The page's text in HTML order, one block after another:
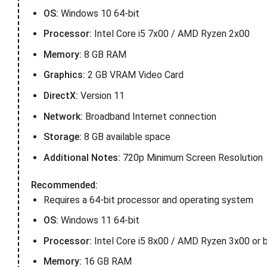
OS: Windows 10 64-bit
Processor: Intel Core i5 7x00 / AMD Ryzen 2x00
Memory: 8 GB RAM
Graphics: 2 GB VRAM Video Card
DirectX: Version 11
Network: Broadband Internet connection
Storage: 8 GB available space
Additional Notes: 720p Minimum Screen Resolution
Recommended:
Requires a 64-bit processor and operating system
OS: Windows 11 64-bit
Processor: Intel Core i5 8x00 / AMD Ryzen 3x00 or
Memory: 16 GB RAM